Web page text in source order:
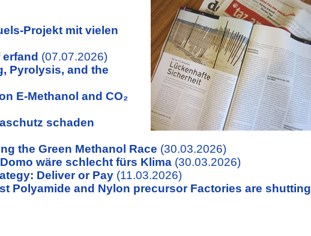
Projekt mit vielen
(07.07.2026)
Pyrolysis, and the
E-Methanol and CO₂
schaden
the Green Methanol Race (30.03.2026)
wäre schlecht fürs Klima (30.03.2026)
Deliver or Pay (11.03.2026)
Polyamide and Nylon precursor Factories are shutting